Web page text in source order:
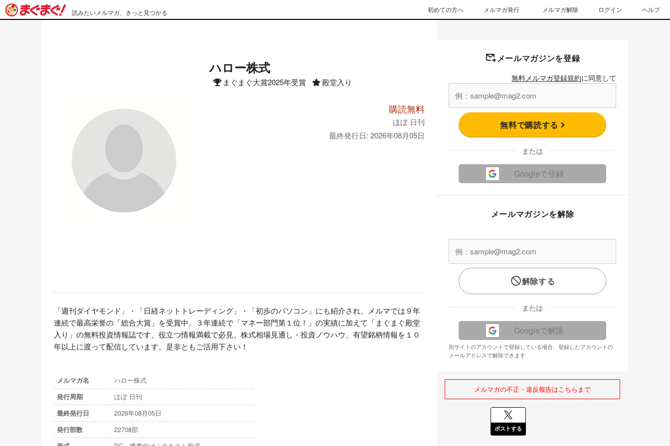
読みたいメルマガ、きっと見つかる 初めての方へ メルマガ発行 メルマガ解除 ログイン ヘルプ
ハロー株式
まぐまぐ大賞2025年受賞 殿堂入り
購読無料
ほぼ 日刊
最終発行日: 2026年08月05日
「週刊ダイヤモンド」・「日経ネットトレーディング」・「初歩のパソコン」にも紹介され、メルマでは９年
連続で最高栄誉の「総合大賞」を受賞中。３年連続で「マネー部門第１位！」の実績に加えて「まぐまぐ殿堂
入り」の無料投資情報誌です。役立つ情報満載で必見。株式相場見通し・投資ノウハウ、有望銘柄情報を１０
年以上に渡って配信しています。是非ともご活用下さい！
メルマガ名
ハロー株式
発行周期
ほぼ 日刊
最終発行日
2026年08月05日
発行部数
22708部
メールマガジンを登録
無料メルマガ登録規約に同意して
無料で購読する
または
Googleで登録
メールマガジンを解除
解除する
または
Googleで解除
別サイトのアカウントで登録している場合、登録したアカウントの
メールアドレスで解除できます
メルマガの不正・違反報告はこちらまで
ポストする